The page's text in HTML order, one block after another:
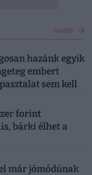
Tovább
hazánk egyik
embert
sem kell
forint
bárki élhet a
már jómódúnak